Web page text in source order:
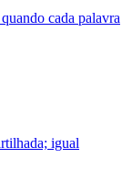
cada palavra
igual